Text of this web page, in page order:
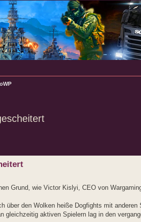
Grund, wie Victor Kislyi, CEO von
über den Wolken heiße Dogfights mit
aktiven Spielern lag in den